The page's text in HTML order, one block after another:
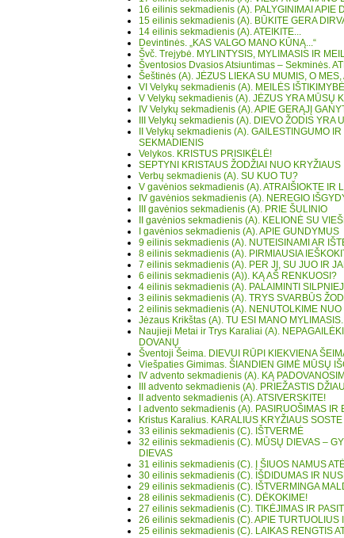
16 eilinis sekmadienis (A). PALYGINIMAI APIE
15 eilinis sekmadienis (A). BŪKITE GERA
14 eilinis sekmadienis (A). ATEIKITE...
Devintinės. „KAS VALGO MANO KŪNĄ...“
Švč. Trejybė. MYLINTYSIS, MYLIMASIS IR
Šventosios Dvasios Atsiuntimas – Sekminės.
Šeštinės (A). JĖZUS LIEKA SU MUMIS, O
VI Velykų sekmadienis (A). MEILĖS IŠTIKIMYBĖ
V Velykų sekmadienis (A). JĖZUS YRA MŪSŲ
IV Velykų sekmadienis (A). APIE GERĄJĮ
III Velykų sekmadienis (A). DIEVO ŽODIS YRA
II Velykų sekmadienis (A). GAILESTINGUMO
SEKMADIENIS
Velykos. KRISTUS PRISIKĖLĖ!
SEPTYNI KRISTAUS ŽODŽIAI NUO KRYŽIAUS
Verbų sekmadienis (A). SU KUO TU?
V gavėnios sekmadienis (A). ATRAIŠIOKTE IR
IV gavėnios sekmadienis (A). NEREGIO
III gavėnios sekmadienis (A). PRIE ŠULINIO
II gavėnios sekmadienis (A). KELIONĖ SU
I gavėnios sekmadienis (A). APIE GUNDYMUS
9 eilinis sekmadienis (A). NUTEISINAMI AR
8 eilinis sekmadienis (A). PIRMIAUSIA
7 eilinis sekmadienis (A). PER JĮ, SU JUO IR
6 eilinis sekmadienis (A)). KĄ AŠ RENKUOSI?
4 eilinis sekmadienis (A). PALAIMINTI
3 eilinis sekmadienis (A). TRYS SVARBŪS
2 eilinis sekmadienis (A). NENUTOLKIME NUO
Jėzaus Krikštas (A). TU ESI MANO MYLIMASIS...
Naujieji Metai ir Trys Karaliai (A).
DOVANŲ
Šventoji Šeima. DIEVUI RŪPI KIEKVIENA
Viešpaties Gimimas. ŠIANDIEN GIMĖ MŪSŲ
IV advento sekmadienis (A). KĄ
III advento sekmadienis (A). PRIEŽASTIS
II advento sekmadienis (A). ATSIVERSKITE!
I advento sekmadienis (A). PASIRUOŠIMAS IR
Kristus Karalius. KARALIUS KRYŽIAUS SOSTE
33 eilinis sekmadienis (C). IŠTVERMĖ
32 eilinis sekmadienis (C). MŪSŲ DIEVAS –
DIEVAS
31 eilinis sekmadienis (C). Į ŠIUOS NAMUS
30 eilinis sekmadienis (C). IŠDIDUMAS IR
29 eilinis sekmadienis (C). IŠTVERMINGA
28 eilinis sekmadienis (C). DĖKOKIME!
27 eilinis sekmadienis (C). TIKĖJIMAS IR
26 eilinis sekmadienis (C). APIE TURTUOLIUS
25 eilinis sekmadienis (C). LAIKAS RENGTIS